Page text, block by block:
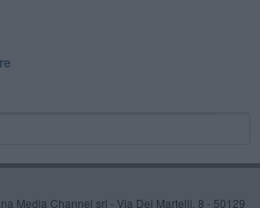
Media Channel srl - Via Dei Martelli, 8 - 50129